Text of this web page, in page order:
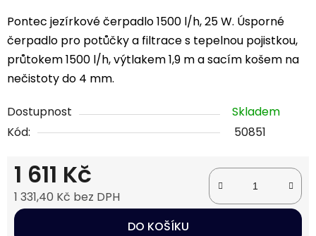
Pontec jezírkové čerpadlo 1500 l/h, 25 W. Úsporné
čerpadlo pro potůčky a filtrace s tepelnou pojistkou,
průtokem 1500 l/h, výtlakem 1,9 m a sacím košem na
nečistoty do 4 mm.
Dostupnost
Skladem
Kód:
50851
1 611 Kč
1 331,40 Kč bez DPH
Měrná cena:
DO KOŠÍKU